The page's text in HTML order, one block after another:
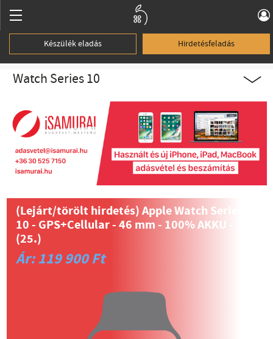
Készülék eladás Hirdetésfeladás
Watch Series 10
(Lejárt/törölt hirdetés)Apple Watch Series
10 - GPS+Cellular - 46 mm - 100% AKKU -
(25.)
Ár: 119 900 Ft